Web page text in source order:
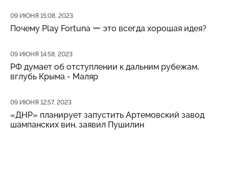
Дата публикации
09 ИЮНЯ 15:08, 2023
Почему Play Fortuna ー это всегда хорошая идея?
Дата публикации
09 ИЮНЯ 14:58, 2023
РФ думает об отступлении к дальним рубежам,
вглубь Крыма - Маляр
Дата публикации
09 ИЮНЯ 12:57, 2023
«ДНР» планирует запустить Артемовский завод
шампанских вин, заявил Пушилин